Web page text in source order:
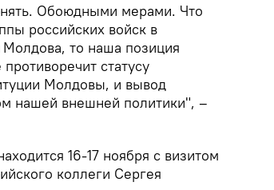
Обоюдными мерами. Что
российских войск в
то наша позиция
статусу
Молдовы, и вывод
нашей внешней политики", –
16-17 ноября с визитом
коллеги Сергея